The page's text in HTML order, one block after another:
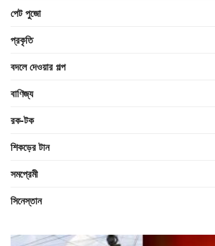
পেট পুজো
প্রকৃতি
বদলে দেওয়ার গল্প
বাণিজ্য
রক-টক
শিকড়ের টান
সমপ্রেমী
সিনেস্তান